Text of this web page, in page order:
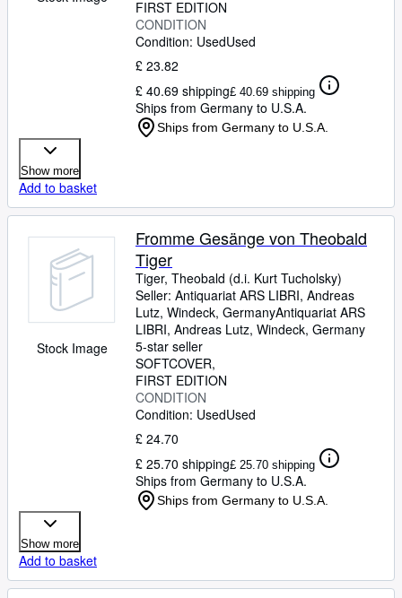
FIRST EDITION
CONDITION
Condition: UsedUsed
£ 23.82
£ 40.69 shipping£ 40.69 shipping
Ships from Germany to U.S.A.
Ships from Germany to U.S.A.
Show more
Add to basket
Stock Image
Fromme Gesänge von Theobald
Tiger
Tiger, Theobald (d.i. Kurt Tucholsky)
Seller: Antiquariat ARS LIBRI, Andreas
Lutz, Windeck, GermanyAntiquariat ARS
LIBRI, Andreas Lutz, Windeck, Germany
5-star seller
SOFTCOVER
FIRST EDITION
CONDITION
Condition: UsedUsed
£ 24.70
£ 25.70 shipping£ 25.70 shipping
Ships from Germany to U.S.A.
Ships from Germany to U.S.A.
Show more
Add to basket